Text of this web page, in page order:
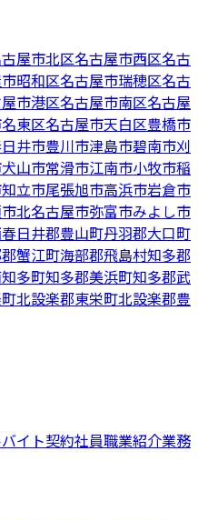
屋市北区名古屋市西区名古
昭和区名古屋市瑞穂区名古
市港区名古屋市南区名古屋
東区名古屋市天白区豊橋市
井市豊川市津島市碧南市刈
犬山市常滑市江南市小牧市稲
知立市尾張旭市高浜市岩倉市
北名古屋市弥富市みよし市
日井郡豊山町丹羽郡大口町
蟹江町海部郡飛島村知多郡
多町知多郡美浜町知多郡武
北設楽郡東栄町北設楽郡豊
イト契約社員職業紹介業務